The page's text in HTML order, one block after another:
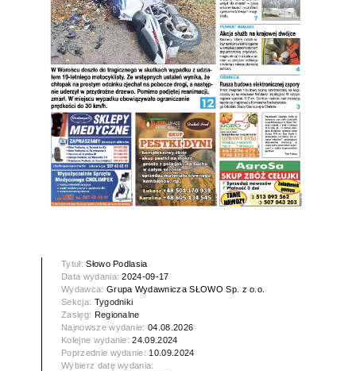
Tytuł:Słowo Podlasia
Data wydania:2024-09-17
Wydawca: Grupa Wydawnicza SŁOWO Sp. z o.o.
Sekcja: Tygodniki
Zasięg: Regionalne
Najnowsze wydanie:04.08.2026
Kolejne wydanie:24.09.2024
Poprzednie wydanie: 10.09.2024
Wybierz datę wydania: